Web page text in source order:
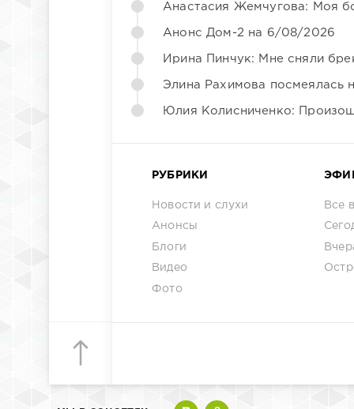
Анастасия Жемчугова: Моя
Анонс Дом-2 на 6/08/2026
Ирина Пинчук: Мне сняли
Элина Рахимова посмеялась
Юлия Колисниченко:
РУБРИКИ
Новости и слухи
Анонсы
Блоги
Видео
Фото
Все